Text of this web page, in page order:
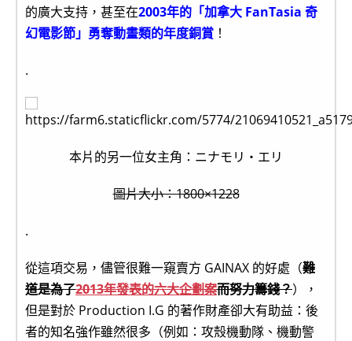
的廣大支持，甚至在2003年的「加拿大 FanTasia 奇
幻電影節」勇奪動畫類的年度銅賞 ！
.
本片的另一位女主角：ニナモリ・エリ
圖片大小：1800×1228
.
從這項交易，儘管很難一窺賣方 GAINAX 的好處（難
道是為了2013年發表的六大企劃案而努力籌錢？），
但是對於 Production I.G 的著作財產卻大有助益：後
者的知名強作雖然很多（例如：攻殼機動隊、機動警